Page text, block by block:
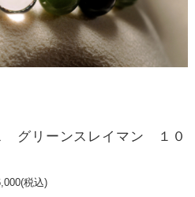
グリーンスレイマン １０
(税込)